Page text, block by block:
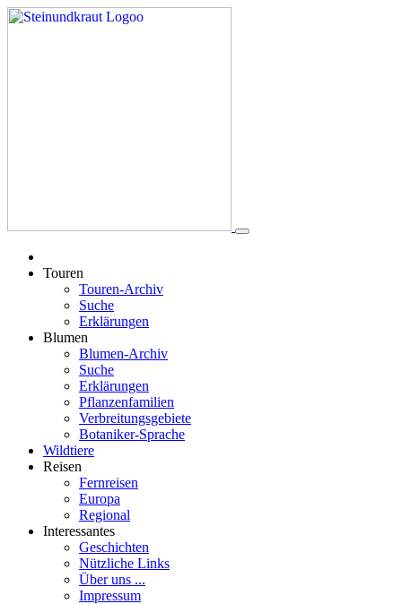
Touren
Touren-Archiv
Suche
Erklärungen
Blumen
Blumen-Archiv
Suche
Erklärungen
Pflanzenfamilien
Verbreitungsgebiete
Botaniker-Sprache
Wildtiere
Reisen
Fernreisen
Europa
Regional
Interessantes
Geschichten
Nützliche Links
Über uns ...
Impressum